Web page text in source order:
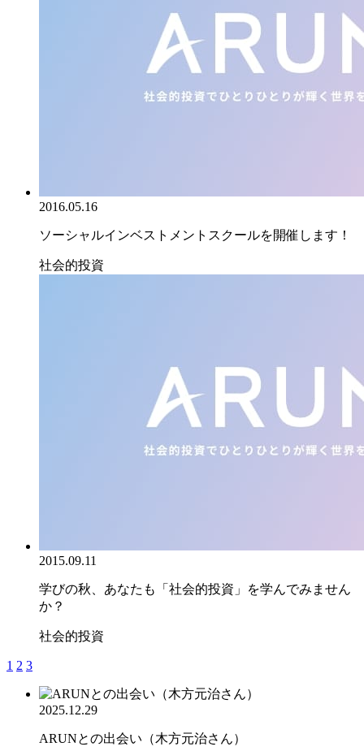
2016.05.16
ソーシャルインベストメントスクールを開催します！
社会的投資
2015.09.11
学びの秋、あなたも「社会的投資」を学んでみません
か？
社会的投資
1 2 3
2025.12.29
ARUNとの出会い（木方元治さん）